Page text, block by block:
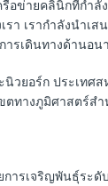
รือข่ายคลินิกที่กำ
า เรากำลังนำเ
รเดินทางด้านอน
ยอร์ก ประเทศ
ตทางภูมิศาสตร์ส
ารเจริญพันธุ์ระ